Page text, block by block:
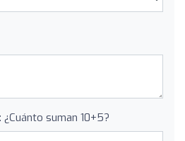
suman 10+5?